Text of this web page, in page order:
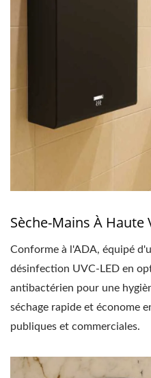
Sèche-Mains À Haute
Conforme à l'ADA, équipé
désinfection UVC-LED en
antibactérien pour une
séchage rapide et économe
publiques et commerciales.